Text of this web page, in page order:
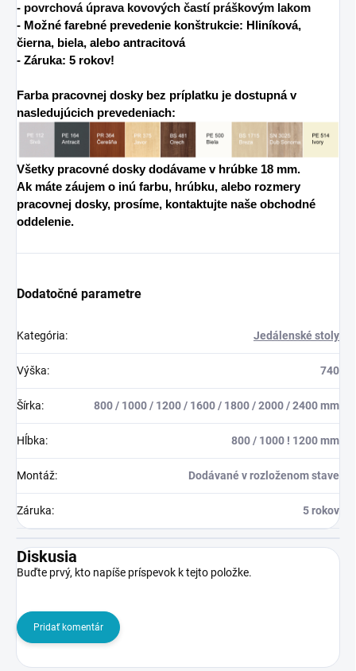
- povrchová úprava kovových častí práškovým lakom
- Možné farebné prevedenie konštrukcie: Hliníková,
čierna, biela, alebo antracitová
- Záruka: 5 rokov!
Farba pracovnej dosky bez príplatku je dostupná v
nasledujúcich prevedeniach:
Všetky pracovné dosky dodávame v hrúbke 18 mm.
Ak máte záujem o inú farbu, hrúbku, alebo rozmery
pracovnej dosky, prosíme, kontaktujte naše obchodné
oddelenie.
Dodatočné parametre
Kategória: Jedálenské stoly
Výška: 740
Šírka: 800 / 1000 / 1200 / 1600 / 1800 / 2000 / 2400 mm
Hĺbka: 800 / 1000 ! 1200 mm
Montáž: Dodávané v rozloženom stave
Záruka: 5 rokov
Diskusia
Buďte prvý, kto napíše príspevok k tejto položke.
Pridať komentár